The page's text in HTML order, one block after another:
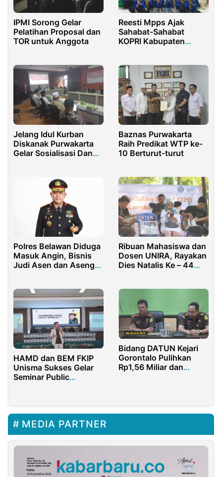
IPMI Sorong Gelar
Pelatihan Proposal dan
TOR untuk Anggota
Reesti Mpps Ajak
Sahabat-Sahabat
KOPRI Kabupaten
Jelang Idul Kurban
Diskanak Purwakarta
Gelar Sosialisasi Dan
Baznas Purwakarta
Raih Predikat WTP ke-
10 Berturut-turut
Polres Belawan Diduga
Masuk Angin, Bisnis
Judi Asen dan Aseng
Tangan
Ribuan Mahasiswa dan
Dosen UNIRA, Rayakan
Dies Natalis Ke – 44
HAMD dan BEM FKIP
Unisma Sukses Gelar
Seminar Public
Bidang DATUN Kejari
Gorontalo Pulihkan
Rp1,56 Miliar dan
MEDIA PARTNER